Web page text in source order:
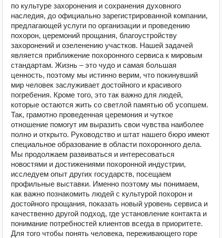
по культуре захоронения и сохранения духовного
наследия, до официально зарегистрированной компании,
предлагающей услуги по организации и проведению
похорон, церемоний прощания, благоустройству
захоронений и озеленению участков. Нашей задачей
является приближение похоронного сервиса к мировым
стандартам. Жизнь – это чудо и самая большая
ценность, поэтому мы истинно верим, что покинувший
мир человек заслуживает достойного и красивого
погребения. Кроме того, это так важно для людей,
которые остаются жить со светлой памятью об усопшем.
Так, грамотно проведенная церемония и чуткое
отношение помогут им выразить свои чувства наиболее
полно и открыто. Руководство и штат нашего бюро имеют
специальное образование в области похоронного дела.
Мы продолжаем развиваться и интересоваться
новостями и достижениями похоронной индустрии,
исследуем опыт других государств, посещаем
профильные выставки. Именно поэтому мы понимаем,
как важно познакомить людей с культурой похорон и
достойного прощания, показать новый уровень сервиса и
качественно другой подход, где установление контакта и
понимание потребностей клиентов всегда в приоритете.
Для того чтобы понять человека, переживающего горе